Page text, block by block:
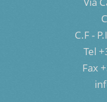
C.F -
Tel
Fax